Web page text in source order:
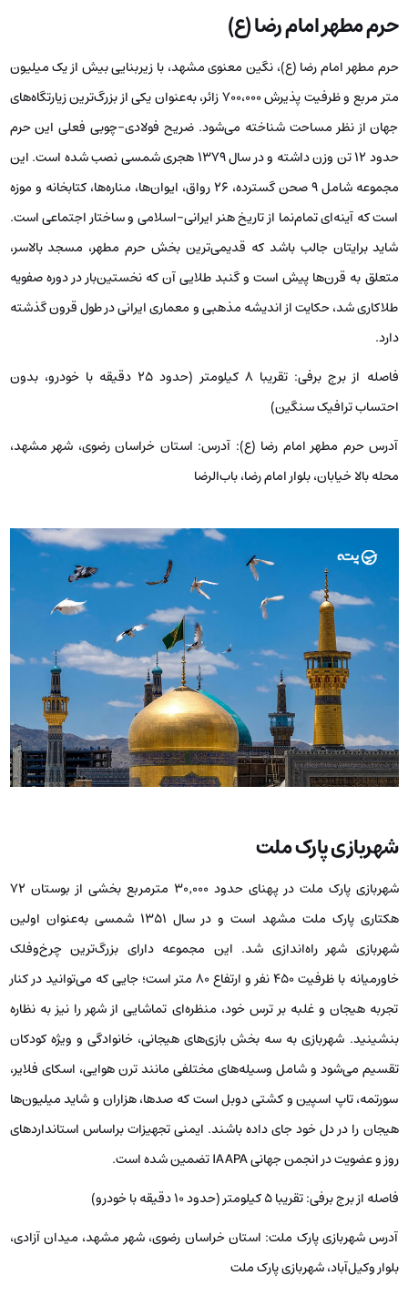
حرم مطهر امام رضا (ع)
حرم مطهر امام رضا (ع)، نگین معنوی مشهد، با زیربنایی بیش از یک میلیون
متر مربع و ظرفیت پذیرش ۷۰۰،۰۰۰ زائر، به‌عنوان یکی از بزرگ‌ترین زیارتگاه‌های
جهان از نظر مساحت شناخته می‌شود. ضریح فولادی-چوبی فعلی این حرم
حدود ۱۲ تن وزن داشته و در سال ۱۳۷۹ هجری شمسی نصب شده است. این
مجموعه شامل ۹ صحن گسترده، ۲۶ رواق، ایوان‌ها، مناره‌ها، کتابخانه و موزه
است که آینه‌ای تمام‌نما از تاریخ هنر ایرانی-اسلامی و ساختار اجتماعی است.
شاید برایتان جالب باشد که قدیمی‌ترین بخش حرم مطهر، مسجد بالاسر،
متعلق به قرن‌‌ها پیش است و گنبد طلایی آن که نخستین‌بار در دوره صفویه
طلاکاری شد، حکایت از اندیشه مذهبی و معماری ایرانی در طول قرون گذشته
دارد.
فاصله از برج برفی:
تقریبا ۸ کیلومتر (حدود ۲۵ دقیقه با خودرو، بدون
احتساب ترافیک سنگین)
آدرس حرم مطهر امام رضا (ع): آدرس: استان خراسان رضوی، شهر مشهد،
محله بالا خیابان، بلوار امام رضا، باب‌الرضا
شهربازی پارک ملت
شهربازی پارک ملت در پهنای حدود ۳۰٬۰۰۰ مترمربع بخشی از بوستان ۷۲
هکتاری پارک ملت مشهد است و در سال ۱۳۵۱ شمسی به‌عنوان اولین
شهربازی شهر راه‌اندازی شد. این مجموعه دارای بزرگ‌ترین چرخ‌وفلک
خاورمیانه با ظرفیت ۴۵۰ نفر و ارتفاع ۸۰ متر است؛ جایی که می‌توانید در کنار
تجربه هیجان و غلبه بر ترس خود، منظره‌ای تماشایی از شهر را نیز به نظاره
بنشینید. شهربازی به سه بخش بازی‌های هیجانی، خانوادگی و ویژه کودکان
تقسیم می‌شود و شامل وسیله‌های مختلفی مانند ترن هوایی، اسکای فلایر،
سورتمه، تاپ اسپین و کشتی دوبل است که صدها، هزاران و شاید میلیون‌ها
هیجان را در دل خود جای داده باشند. ایمنی تجهیزات براساس استانداردهای
روز و عضویت در انجمن جهانی IAAPA تضمین شده است.
فاصله از برج برفی:تقریبا 5 کیلومتر (حدود ۱۰ دقیقه با خودرو)
آدرس شهربازی پارک ملت: استان خراسان رضوی، شهر مشهد، میدان آزادی،
بلوار وکیل‌آباد، شهربازی پارک ملت